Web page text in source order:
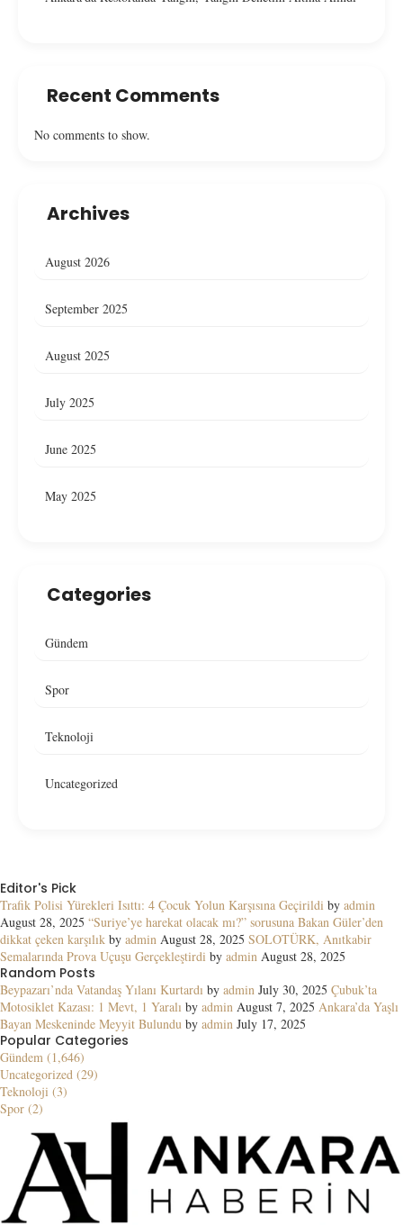
Recent Comments
No comments to show.
Archives
August 2026
September 2025
August 2025
July 2025
June 2025
May 2025
Categories
Gündem
Spor
Teknoloji
Uncategorized
Editor's Pick
Trafik Polisi Yürekleri Isıttı: 4 Çocuk Yolun Karşısına Geçirildi by admin
August 28, 2025 “Suriye’ye harekat olacak mı?” sorusuna Bakan Güler’den
dikkat çeken karşılık by admin August 28, 2025 SOLOTÜRK, Anıtkabir
Semalarında Prova Uçuşu Gerçekleştirdi by admin August 28, 2025
Random Posts
Beypazarı’nda Vatandaş Yılanı Kurtardı by admin July 30, 2025 Çubuk’ta
Motosiklet Kazası: 1 Mevt, 1 Yaralı by admin August 7, 2025 Ankara’da Yaşlı
Bayan Meskeninde Meyyit Bulundu by admin July 17, 2025
Popular Categories
Gündem (1,646)
Uncategorized (29)
Teknoloji (3)
Spor (2)